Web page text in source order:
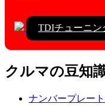
TDIチューニン
クルマの豆知
ナンバープレー